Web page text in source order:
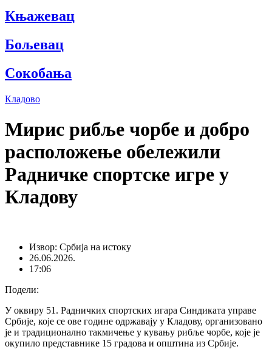
Књажевац
Бољевац
Сокобања
Кладово
Мирис рибље чорбе и добро
расположење обележили
Радничке спортске игре у
Кладову
Извор: Србија на истоку
26.06.2026.
17:06
Подели:
У оквиру 51. Радничких спортских игара Синдиката управе
Србије, које се ове године одржавају у Кладову, организовано
је и традиционално такмичење у кувању рибље чорбе, које је
окупило представнике 15 градова и општина из Србије.